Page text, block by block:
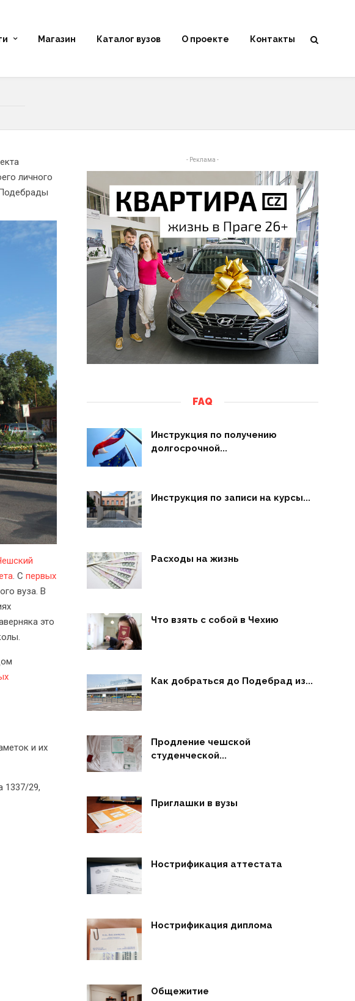
Магазин Каталог вузов О проекте Контакты
личного
. С первых
вуза. В
это
и их
1337/29,
- Реклама -
FAQ
Инструкция по получению
долгосрочной...
Инструкция по записи на курсы...
Расходы на жизнь
Что взять с собой в Чехию
Как добраться до Подебрад из...
Продление чешской
студенческой...
Приглашки в вузы
Нострификация аттестата
Нострификация диплома
Общежитие